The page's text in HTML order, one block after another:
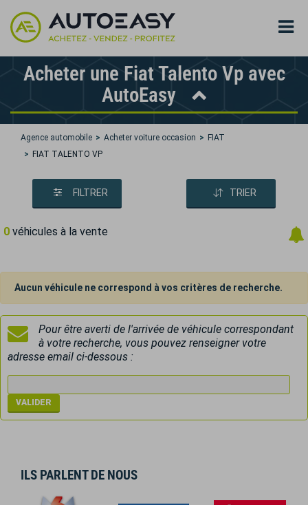
Acheter une Fiat Talento Vp avec
AutoEasy
Agence automobile Acheter voiture occasion
FIAT
FIAT TALENTO VP
FILTRER TRIER
0 véhicules à la vente
Aucun véhicule ne correspond à vos critères de recherche.
Pour être averti de l'arrivée de véhicule correspondant
à votre recherche, vous pouvez renseigner votre
adresse email ci-dessous :
ILS PARLENT DE NOUS